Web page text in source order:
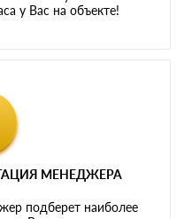
у Вас на объекте!
МЕНЕДЖЕРА
подберет наиболее